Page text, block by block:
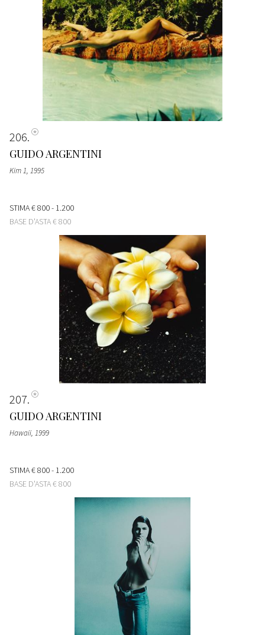
206
GUIDO ARGENTINI
Kim 1, 1995
STIMA€ 800 - 1.200
BASE D'ASTA€ 800
207
GUIDO ARGENTINI
Hawaii, 1999
STIMA€ 800 - 1.200
BASE D'ASTA€ 800